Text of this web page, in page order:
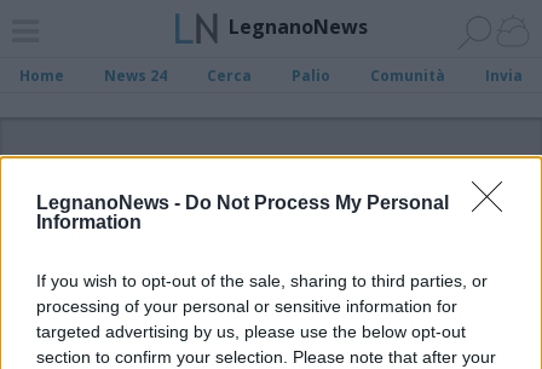
LegnanoNews - Do Not Process My Personal
Information
If you wish to opt-out of the sale, sharing to third parties, or
processing of your personal or sensitive information for
targeted advertising by us, please use the below opt-out
section to confirm your selection. Please note that after your
LegnanoNews
Home News 24 Cerca Palio Comunità Invia
ADV
Archivio di "eventi estivi legnano"